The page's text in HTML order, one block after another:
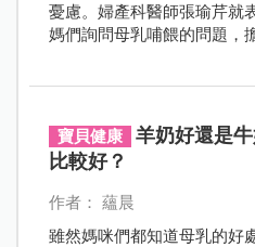
憂慮。婦產科醫師張瑜芹就
媽們詢問母乳哺餵的問題，
寶貝健康
羊奶好還是
比較好？
作者： 蘊晨
雖然媽咪們都知道母乳的好